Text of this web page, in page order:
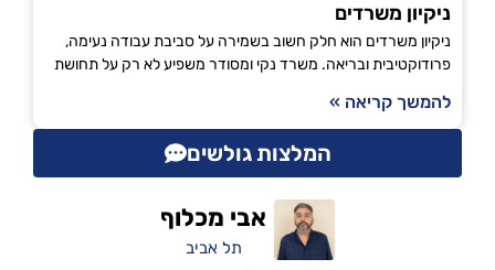
ניקיון משרדים
ניקיון משרדים הוא חלק חשוב בשמירה על סביבת עבודה נעימה,
פרודוקטיבית ובריאה. משרד נקי ומסודר משפיע לא רק על תחושת
להמשך קריאה »
המלצות גולשים
אבי מכלוף
תל אביב